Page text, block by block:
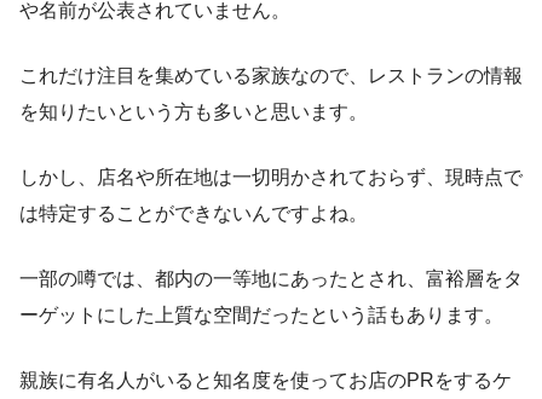
や名前が公表されていません。
これだけ注目を集めている家族なので、レストランの情報
を知りたいという方も多いと思います。
しかし、店名や所在地は一切明かされておらず、現時点で
は特定することができないんですよね。
一部の噂では、都内の一等地にあったとされ、富裕層をタ
ーゲットにした上質な空間だったという話もあります。
親族に有名人がいると知名度を使ってお店のPRをするケ